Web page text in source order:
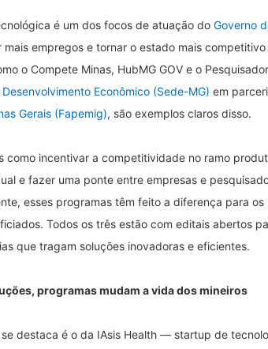
é um dos focos de atuação do Governo
mais empregos e tornar o estado mais
o Compete Minas, HubMG GOV e o
Econômico (Sede-MG) em
Gerais (Fapemig), são exemplos claros disso.
como incentivar a competitividade no ramo
e fazer uma ponte entre empresas e
esses programas têm feito a diferença para
Todos os três estão com editais abertos
que tragam soluções inovadoras e eficientes.
programas mudam a vida dos mineiros
destaca é o da IAsis Health — startup de